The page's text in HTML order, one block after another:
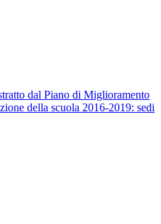
dal Piano di Miglioramento
della scuola 2016-2019: sedi